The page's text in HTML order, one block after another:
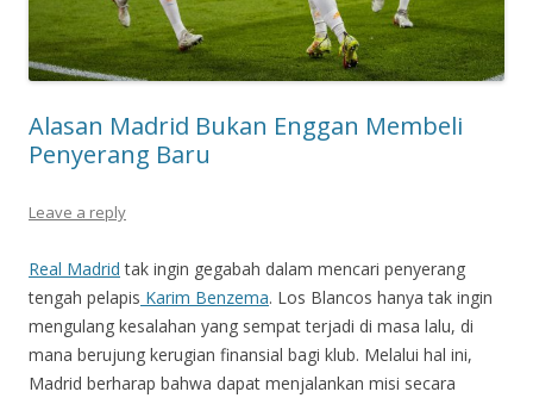
Alasan Madrid Bukan Enggan Membeli
Penyerang Baru
Leave a reply
Real Madrid tak ingin gegabah dalam mencari penyerang
tengah pelapis Karim Benzema. Los Blancos hanya tak ingin
mengulang kesalahan yang sempat terjadi di masa lalu, di
mana berujung kerugian finansial bagi klub. Melalui hal ini,
Madrid berharap bahwa dapat menjalankan misi secara